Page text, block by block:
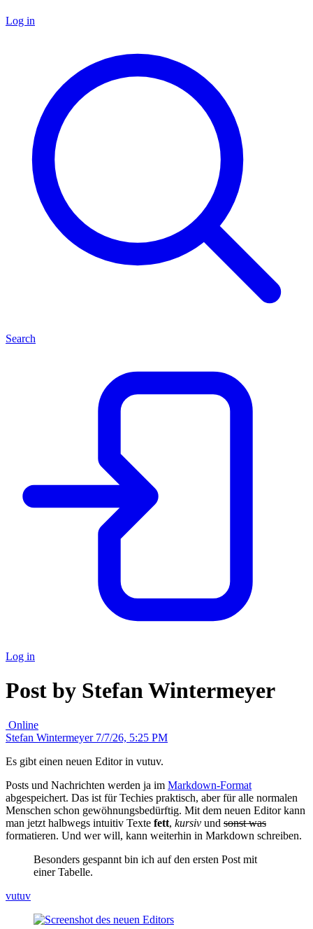
Log in
Search
Log in
Post by Stefan Wintermeyer
Online
Stefan Wintermeyer 7/7/26, 5:25 PM
Es gibt einen neuen Editor in vutuv.
Posts und Nachrichten werden ja im Markdown-Format
abgespeichert. Das ist für Techies praktisch, aber für alle normalen
Menschen schon gewöhnungsbedürftig. Mit dem neuen Editor kann
man jetzt halbwegs intuitiv Texte fett, kursiv und sonst was
formatieren. Und wer will, kann weiterhin in Markdown schreiben.
Besonders gespannt bin ich auf den ersten Post mit
einer Tabelle.
vutuv